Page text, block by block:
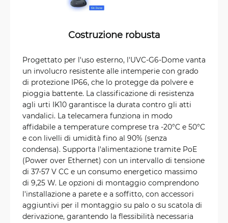
Costruzione robusta
Progettato per l'uso esterno, l'UVC-G6-Dome vanta
un involucro resistente alle intemperie con grado
di protezione IP66, che lo protegge da polvere e
pioggia battente. La classificazione di resistenza
agli urti IK10 garantisce la durata contro gli atti
vandalici. La telecamera funziona in modo
affidabile a temperature comprese tra -20°C e 50°C
e con livelli di umidità fino al 90% (senza
condensa). Supporta l'alimentazione tramite PoE
(Power over Ethernet) con un intervallo di tensione
di 37-57 V CC e un consumo energetico massimo
di 9,25 W. Le opzioni di montaggio comprendono
l'installazione a parete e a soffitto, con accessori
aggiuntivi per il montaggio su palo o su scatola di
derivazione, garantendo la flessibilità necessaria